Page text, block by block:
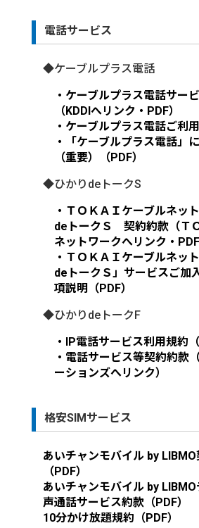
電話サービス
◆ケーブルプラス電話
・ケーブルプラス電話サー
（KDDIへリンク・PDF）
・ケーブルプラス電話ご利
・「ケーブルプラス電話」
（重要）（PDF）
◆ひかりdeトークS
・ＴＯＫＡＩケーブルネッ
deトークＳ 契約約款（Ｔ
ネットワークへリンク・PDF
・ＴＯＫＡＩケーブルネッ
deトークＳ」サービスご加
項説明（PDF）
◆ひかりdeトークF
・IP電話サービス利用規約（
・電話サービス等契約約款
ーションズへリンク）
格安SIMサービス
あいチャンモバイル by
（PDF）
あいチャンモバイル by
声通話サービス約款（PDF）
10分かけ放題規約（PDF）